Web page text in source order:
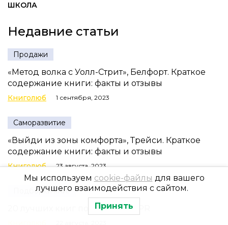
ШКОЛА
Недавние статьи
Продажи
«Метод волка с Уолл-Стрит», Белфорт. Краткое
содержание книги: факты и отзывы
Книголюб 1 сентября, 2023
Саморазвитие
«Выйди из зоны комфорта», Трейси. Краткое
содержание книги: факты и отзывы
Книголюб 23 августа, 2023
Подборки книг
20 лучших книг по рекламе и PR
Мы используем cookie-файлы для вашего
лучшего взаимодействия с сайтом.
Принять